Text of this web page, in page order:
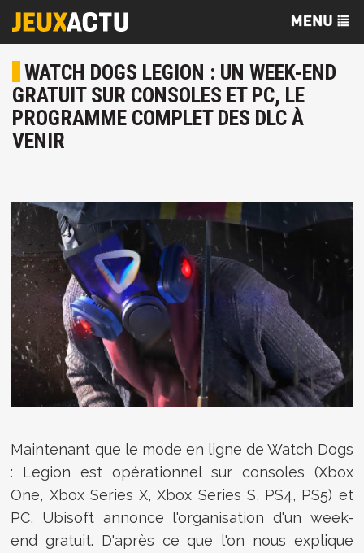
WATCH DOGS LEGION : UN WEEK-END
GRATUIT SUR CONSOLES ET PC, LE
PROGRAMME COMPLET DES DLC À
VENIR
Maintenant que le mode en ligne de Watch Dogs
: Legion est opérationnel sur consoles (Xbox
One, Xbox Series X, Xbox Series S, PS4, PS5) et
PC, Ubisoft annonce l'organisation d'un week-
end gratuit. D'après ce que l'on nous explique